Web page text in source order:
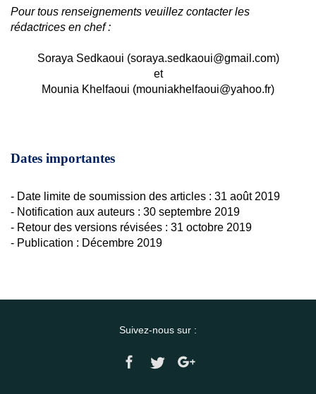
Pour tous renseignements veuillez contacter les
rédactrices en chef :
Soraya Sedkaoui (soraya.sedkaoui@gmail.com)
et
Mounia Khelfaoui (mouniakhelfaoui@yahoo.fr)
Dates importantes
- Date limite de soumission des articles : 31 août 2019
- Notification aux auteurs : 30 septembre 2019
- Retour des versions révisées : 31 octobre 2019
- Publication : Décembre 2019
Suivez-nous sur :